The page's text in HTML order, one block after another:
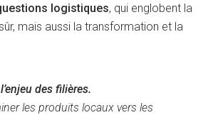
logistiques, qui englobent la
mais aussi la transformation et la
l’enjeu des filières.
les produits locaux vers les